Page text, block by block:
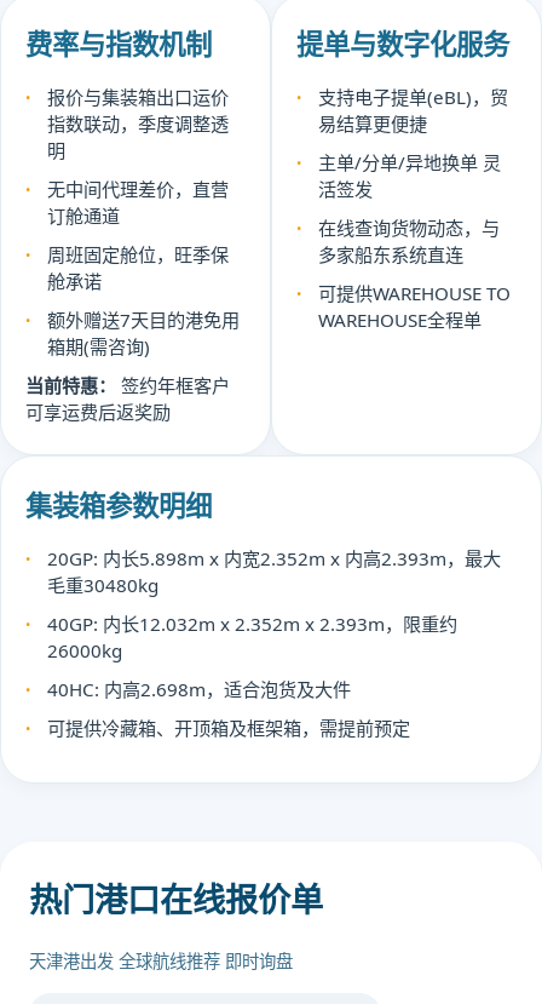
费率与指数机制
报价与集装箱出口运价
指数联动，季度调整透
明
无中间代理差价，直营
订舱通道
周班固定舱位，旺季保
舱承诺
额外赠送7天目的港免用
箱期(需咨询)
当前特惠：
签约年框客户
可享运费后返奖励
提单与数字化服务
支持电子提单(eBL)，贸
易结算更便捷
主单/分单/异地换单 灵
活签发
在线查询货物动态，与
多家船东系统直连
可提供WAREHOUSE TO
WAREHOUSE全程单
集装箱参数明细
20GP: 内长5.898m x 内宽2.352m x 内高2.393m，最大
毛重30480kg
40GP: 内长12.032m x 2.352m x 2.393m，限重约
26000kg
40HC: 内高2.698m，适合泡货及大件
可提供冷藏箱、开顶箱及框架箱，需提前预定
热门港口在线报价单
天津港出发 全球航线推荐 即时询盘